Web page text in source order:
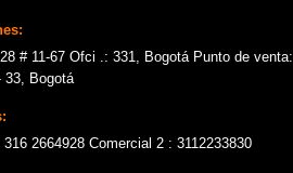
# 11-67 Ofci .: 331, Bogotá Punto de venta:
33, Bogotá
2664928 Comercial 2 : 3112233830